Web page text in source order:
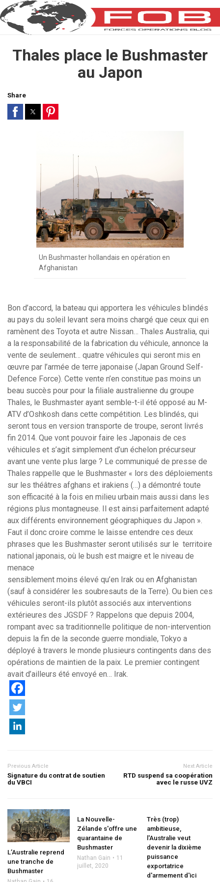
Thales place le Bushmaster
au Japon
Share
Un Bushmaster hollandais en opération en
Afghanistan
Bon d’accord, la bateau qui apportera les véhicules blindés
au pays du soleil levant sera moins chargé que ceux qui en
ramènent des Toyota et autre Nissan… Thales Australia, qui
a la responsabilité de la fabrication du véhicule, annonce la
vente de seulement… quatre véhicules qui seront mis en
œuvre par l’armée de terre japonaise (Japan Ground Self-
Defence Force). Cette vente n’en constitue pas moins un
beau succès pour pour la filiale australienne du groupe
Thales, le Bushmaster ayant semble-t-il été opposé au M-
ATV d’Oshkosh dans cette compétition. Les blindés, qui
seront tous en version transporte de troupe, seront livrés
fin 2014. Que vont pouvoir faire les Japonais de ces
véhicules et s’agit simplement d’un échelon précurseur
avant une vente plus large ? Le communiqué de presse de
Thales rappelle que le Bushmaster « lors des déploiements
sur les théâtres afghans et irakiens (…) a démontré toute
son efficacité à la fois en milieu urbain mais aussi dans les
régions plus montagneuse. Il est ainsi parfaitement adapté
aux différents environnement géographiques du Japon ».
Faut il donc croire comme le laisse entendre ces deux
phrases que les Bushmaster seront utilisés sur le territoire
national japonais, où le bush est maigre et le niveau de
menace
sensiblement moins élevé qu’en Irak ou en Afghanistan
(sauf à considérer les soubresauts de la Terre). Ou bien ces
véhicules seront-ils plutôt associés aux interventions
extérieures des JGSDF ? Rappelons que depuis 2004,
rompant avec sa traditionnelle politique de non-intervention
depuis la fin de la seconde guerre mondiale, Tokyo a
déployé à travers le monde plusieurs contingents dans des
opérations de maintien de la paix. Le premier contingent
avait d’ailleurs été envoyé en… Irak.
Previous Article
Signature du contrat de soutien
du VBCI
Next Article
RTD suspend sa coopération
avec le russe UVZ
L’Australie reprend
une tranche de
Bushmaster
La Nouvelle-
Zélande s'offre une
quarantaine de
Bushmaster
Nathan Gain
11
juillet, 2020
Très (trop)
ambitieuse,
l'Australie veut
devenir la dixième
puissance
exportatrice
d'armement d'ici